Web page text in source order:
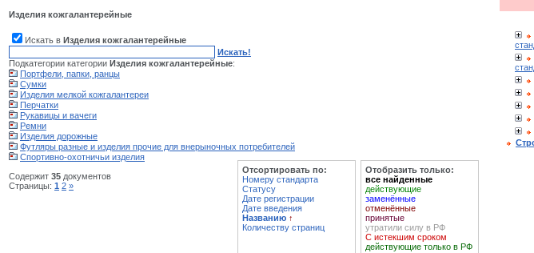
Изделия кожгалантерейные
Искать в Изделия кожгалантерейные
Искать!
Подкатегории категории Изделия кожгалантерейные:
Портфели, папки, ранцы
Сумки
Изделия мелкой кожгалантереи
Перчатки
Рукавицы и вачеги
Ремни
Изделия дорожные
Футляры разные и изделия прочие для внерыночных потребителей
Спортивно-охотничьи изделия
Содержит 35 документов
Страницы: 1 2 »
Отсортировать по:
Номеру стандарта
Статусу
Дате регистрации
Дате введения
Названию ↑
Количеству страниц
Отобразить только:
все найденные
действующие
заменённые
отменённые
принятые
утратили силу в РФ
С истекшим сроком
действующие только в РФ